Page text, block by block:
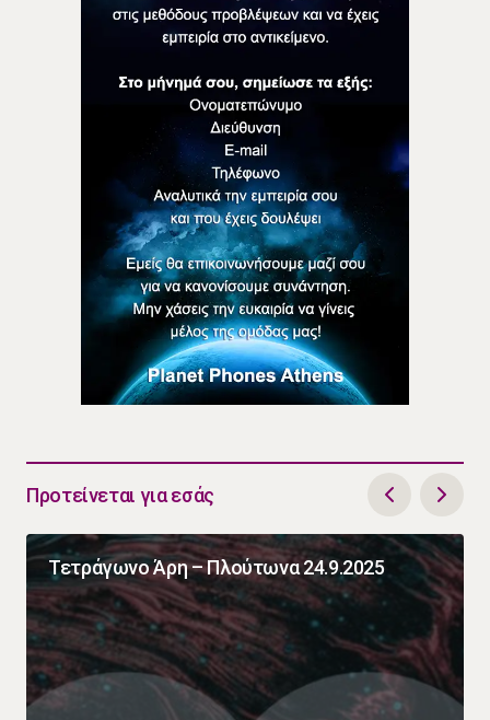
Προτείνεται για εσάς
Τετράγωνο Άρη – Πλούτωνα 24.9.2025